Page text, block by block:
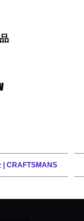
| CRAFTSMANS